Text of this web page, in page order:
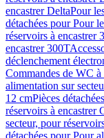
encastrer DeltaPour
détachées pour Pour
réservoirs à encastrer
encastrer 300T
déclenchement
Commandes de WC
alimentation sur
12 cmPièces
réservoirs à encastrer
secteur, pour
détachées pour Pour